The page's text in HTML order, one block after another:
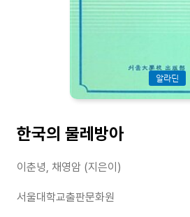
알라딘
한국의 물레방아
이춘녕, 채영암 (지은이)
서울대학교출판문화원